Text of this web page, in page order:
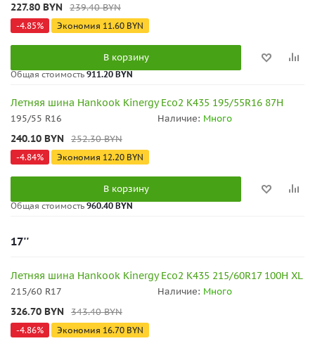
227.80 BYN 239.40BYN
-4.85% Экономия 11.60 BYN
В корзину
Общая стоимость 911.20 BYN
Летняя шина Hankook Kinergy Eco2 K435 195/55R16 87H
195/55 R16 Наличие: Много
240.10 BYN 252.30BYN
-4.84% Экономия 12.20 BYN
В корзину
Общая стоимость 960.40 BYN
17''
Летняя шина Hankook Kinergy Eco2 K435 215/60R17 100H XL
215/60 R17 Наличие: Много
326.70 BYN 343.40BYN
-4.86% Экономия 16.70 BYN